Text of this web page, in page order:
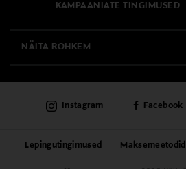
KAMPAANIATE TINGIMUSED
NÄITA ROHKEM
PÜSIKLIENDITEENINDUS
KAUBAMAJAD
Lepingutingimused Maksemeetodid
Instagram Facebook